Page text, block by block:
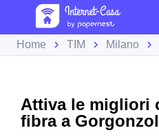
Home TIM Milano